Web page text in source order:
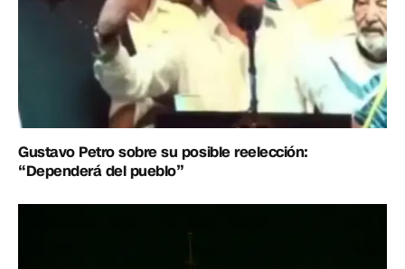
Gustavo Petro sobre su posible reelección:
“Dependerá del pueblo”